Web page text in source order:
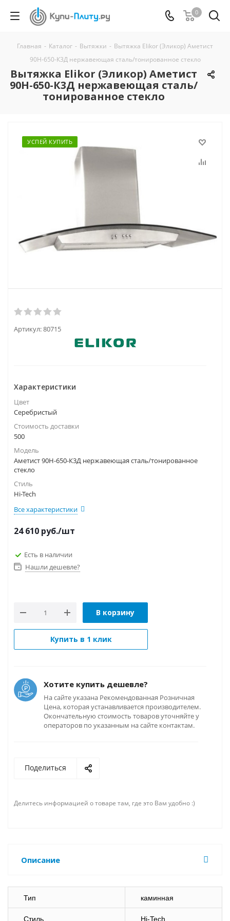
0
Главная - Каталог - Вытяжки - Вытяжка Elikor (Эликор) Аметист
90Н-650-К3Д нержавеющая сталь/тонированное стекло
Вытяжка Elikor (Эликор) Аметист
90Н-650-К3Д нержавеющая сталь/
тонированное стекло
УСПЕЙ КУПИТЬ
Артикул:80715
Характеристики
Цвет
Серебристый
Стоимость доставки
500
Модель
Аметист 90Н-650-К3Д нержавеющая сталь/тонированное
стекло
Стиль
Hi-Tech
Все характеристики
24 610 руб./шт
Есть в наличии
Нашли дешевле?
В корзину
Купить в 1 клик
Хотите купить дешевле?
На сайте указана Рекомендованная Розничная
Цена, которая устанавливается производителем.
Окончательную стоимость товаров уточняйте у
операторов по указанным на сайте контактам.
Поделиться
Делитесь информацией о товаре там, где это Вам удобно :)
Описание
Тип каминная
Стиль Hi-Tech